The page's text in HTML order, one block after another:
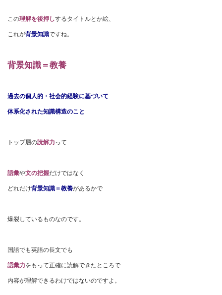
この理解を後押しするタイトルとか絵、
これが背景知識ですね。
背景知識＝教養
過去の個人的・社会的経験に基づいて
体系化された知識構造のこと
トップ層の読解力 って
語彙や文の把握だけではなく
どれだけ背景知識＝教養があるかで
爆裂しているものなのです。
国語でも英語の長文でも
語彙力をもって正確に読解できたところで
内容が理解できるわけではないのですよ。